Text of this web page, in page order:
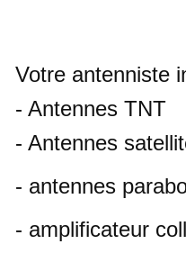
Votre antenniste
- Antennes TNT
- Antennes
- antennes
- amplificateur